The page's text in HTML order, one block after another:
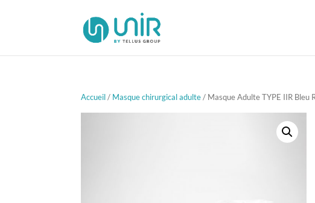
Accueil/ Masque chirurgical adulte/ Masque Adulte TYPE IIR Bleu